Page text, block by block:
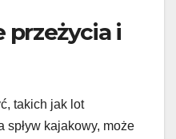
przeżycia i
takich jak lot
spływ kajakowy, może